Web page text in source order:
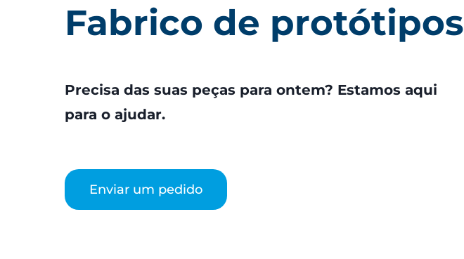
Fabrico de protótipos
Precisa das suas peças para ontem? Estamos aqui
para o ajudar.
Enviar um pedido